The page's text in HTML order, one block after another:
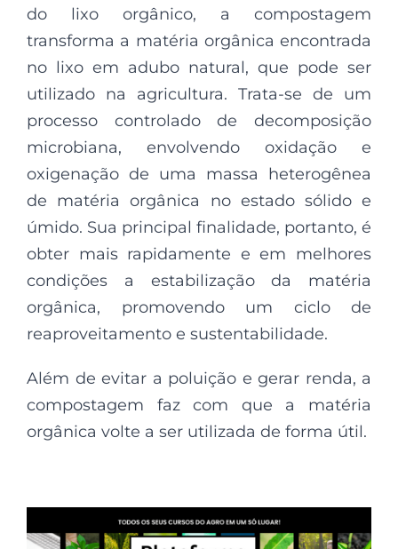
do lixo orgânico, a compostagem
transforma a matéria orgânica encontrada
no lixo em adubo natural, que pode ser
utilizado na agricultura. Trata-se de um
processo controlado de decomposição
microbiana, envolvendo oxidação e
oxigenação de uma massa heterogênea
de matéria orgânica no estado sólido e
úmido. Sua principal finalidade, portanto, é
obter mais rapidamente e em melhores
condições a estabilização da matéria
orgânica, promovendo um ciclo de
reaproveitamento e sustentabilidade.
Além de evitar a poluição e gerar renda, a
compostagem faz com que a matéria
orgânica volte a ser utilizada de forma útil.